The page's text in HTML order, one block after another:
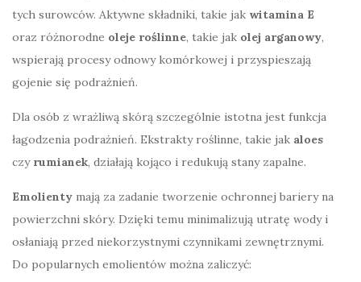
tych surowców. Aktywne składniki, takie jak witamina E
oraz różnorodne oleje roślinne, takie jak olej arganowy,
wspierają procesy odnowy komórkowej i przyspieszają
gojenie się podrażnień.
Dla osób z wrażliwą skórą szczególnie istotna jest funkcja
łagodzenia podrażnień. Ekstrakty roślinne, takie jak aloes
czy rumianek, działają kojąco i redukują stany zapalne.
Emolienty mają za zadanie tworzenie ochronnej bariery na
powierzchni skóry. Dzięki temu minimalizują utratę wody i
osłaniają przed niekorzystnymi czynnikami zewnętrznymi.
Do popularnych emolientów można zaliczyć: